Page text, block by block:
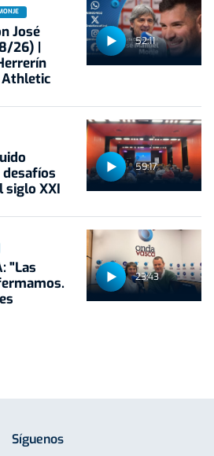
52:11
José
26) |
59:17
siglo XXI
23:43
"Las
Síguenos